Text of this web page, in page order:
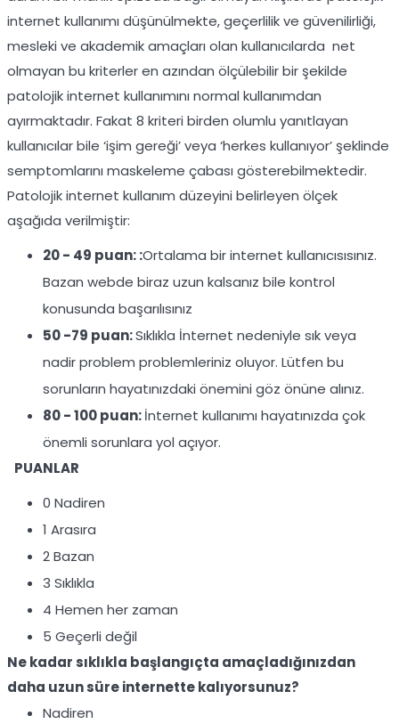
internet kullanımı düşünülmekte, geçerlilik ve güvenilirliği,
mesleki ve akademik amaçları olan kullanıcılarda net
olmayan bu kriterler en azından ölçülebilir bir şekilde
patolojik internet kullanımını normal kullanımdan
ayırmaktadır. Fakat 8 kriteri birden olumlu yanıtlayan
kullanıcılar bile ‘işim gereği’ veya ‘herkes kullanıyor’ şeklinde
semptomlarını maskeleme çabası gösterebilmektedir.
Patolojik internet kullanım düzeyini belirleyen ölçek
aşağıda verilmiştir:
20 - 49 puan: :Ortalama bir internet kullanıcısısınız.
Bazan webde biraz uzun kalsanız bile kontrol
konusunda başarılısınız
50 -79 puan:Sıklıkla İnternet nedeniyle sık veya
nadir problem problemleriniz oluyor. Lütfen bu
sorunların hayatınızdaki önemini göz önüne alınız.
80 - 100 puan:İnternet kullanımı hayatınızda çok
önemli sorunlara yol açıyor.
PUANLAR
0 Nadiren
1 Arasıra
2 Bazan
3 Sıklıkla
4 Hemen her zaman
5 Geçerli değil
Ne kadar sıklıkla başlangıçta amaçladığınızdan
daha uzun süre internette kalıyorsunuz?
Nadiren